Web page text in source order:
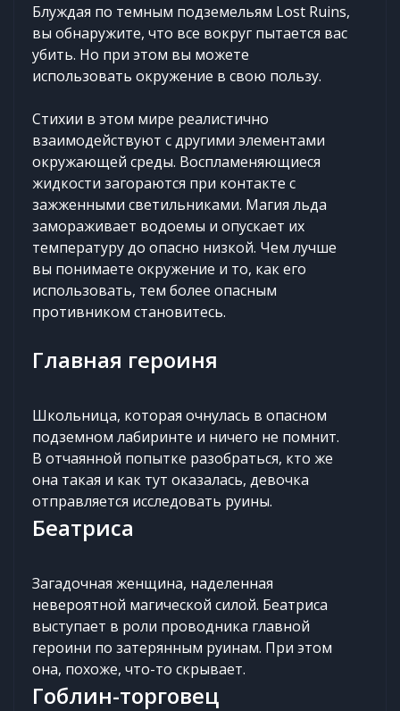
Блуждая по темным подземельям Lost Ruins,
вы обнаружите, что все вокруг пытается вас
убить. Но при этом вы можете
использовать окружение в свою пользу.
Стихии в этом мире реалистично
взаимодействуют с другими элементами
окружающей среды. Воспламеняющиеся
жидкости загораются при контакте с
зажженными светильниками. Магия льда
замораживает водоемы и опускает их
температуру до опасно низкой. Чем лучше
вы понимаете окружение и то, как его
использовать, тем более опасным
противником становитесь.
Главная героиня
Школьница, которая очнулась в опасном
подземном лабиринте и ничего не помнит.
В отчаянной попытке разобраться, кто же
она такая и как тут оказалась, девочка
отправляется исследовать руины.
Беатриса
Загадочная женщина, наделенная
невероятной магической силой. Беатриса
выступает в роли проводника главной
героини по затерянным руинам. При этом
она, похоже, что-то скрывает.
Гоблин-торговец